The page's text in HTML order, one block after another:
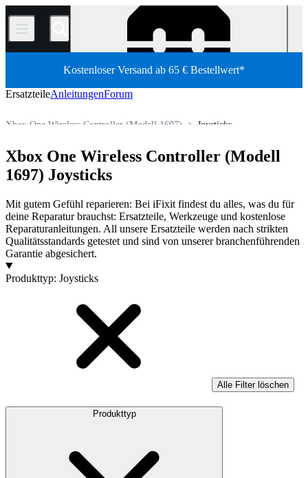
/
Kostenloser Versand ab 65 € Bestellwert*
ErsatzteileAnleitungenForum
Joysticks
Xbox One Wireless Controller (Modell 1697)
Microsoft Spielekonsolen
Spielekonsolen
Ersatzteile
Shop
Xbox One Wireless Controller (Modell
1697) Joysticks
Mit gutem Gefühl reparieren: Bei iFixit findest du alles, was du für
deine Reparatur brauchst: Ersatzteile, Werkzeuge und kostenlose
Reparaturanleitungen. All unsere Ersatzteile werden nach strikten
Qualitätsstandards getestet und sind von unserer branchenführenden
Garantie abgesichert.
Produkte
Produkttyp: Joysticks
Alle Filter löschen
Produkttyp